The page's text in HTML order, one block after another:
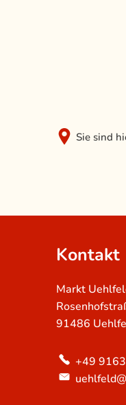
Sie sind
von
Kontakt
Markt
91486
+49